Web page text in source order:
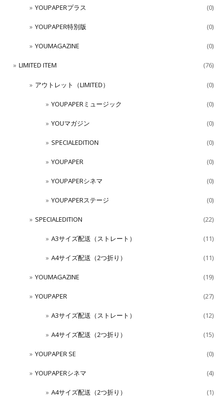
YOUPAPERプラス (0)
YOUPAPER特別版 (0)
YOUMAGAZINE (0)
LIMITED ITEM (76)
アウトレット（LIMITED） (0)
YOUPAPERミュージック (0)
YOUマガジン (0)
SPECIALEDITION (0)
YOUPAPER (0)
YOUPAPERシネマ (0)
YOUPAPERステージ (0)
SPECIALEDITION (22)
A3サイズ配送（ストレート） (11)
A4サイズ配送（2つ折り） (11)
YOUMAGAZINE (19)
YOUPAPER (27)
A3サイズ配送（ストレート） (12)
A4サイズ配送（2つ折り） (15)
YOUPAPER SE (0)
YOUPAPERシネマ (4)
A4サイズ配送（2つ折り） (1)